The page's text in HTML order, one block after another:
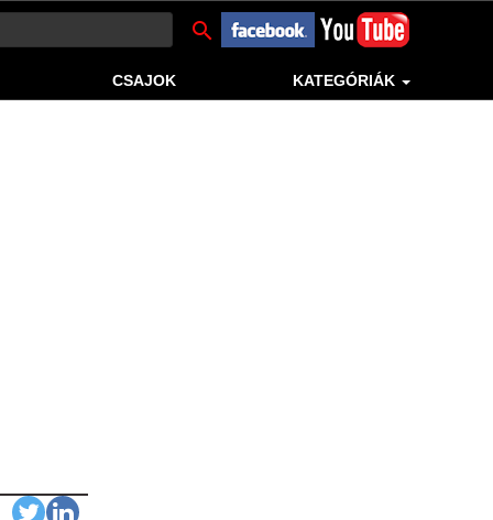
search
CSAJOK KATEGÓRIÁK